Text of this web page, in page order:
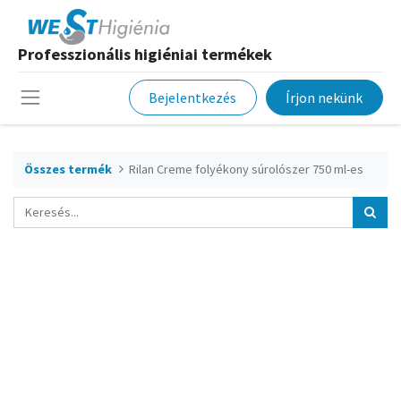
Professzionális higiéniai termékek
Bejelentkezés Írjon nekünk
Összes termék Rilan Creme folyékony súrolószer 750 ml-es